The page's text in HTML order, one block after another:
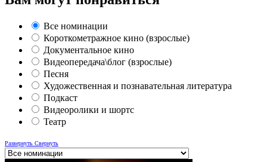
Все номинации
Короткометражное кино (взрослые)
Документальное кино
Видеопередача\блог (взрослые)
Песня
Художественная и познавательная литература
Подкаст
Видеоролики и шортс
Театр
Развернуть Свернуть